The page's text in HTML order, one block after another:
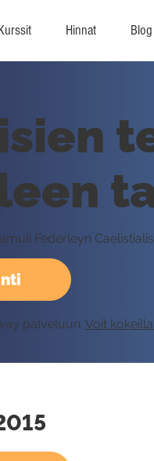
Hinnat Blog
Federleyn
palveluun. Voit